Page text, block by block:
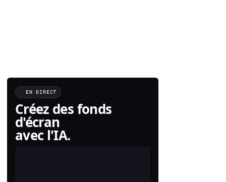
EN DIRECT
Créez des fonds
d'écran
avec l'IA.